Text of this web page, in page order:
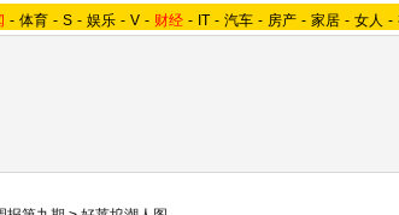
- 体育 - S - 娱乐 - V - 财经 - IT - 汽车 - 房产 - 家居 - 女人 -